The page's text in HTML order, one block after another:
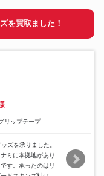
を買取ました！
リップテープ
ズを承りました。
ミに本拠地があり
す。承ったのはリ